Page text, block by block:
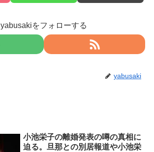
yabusakiをフォローする
yabusaki
小池栄子の離婚発表の噂の真相に
迫る。旦那との別居報道や小池栄